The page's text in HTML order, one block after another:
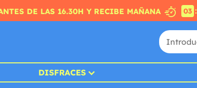
DE LAS 16.30H Y RECIBE MAÑANA 03 :
DISFRACES